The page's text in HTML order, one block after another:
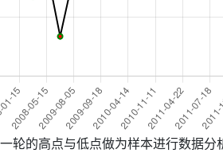
轮的高点与低点做为样本进行数据分